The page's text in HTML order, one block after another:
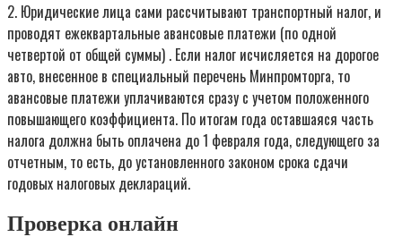
2. Юридические лица сами рассчитывают транспортный налог, и
проводят ежеквартальные авансовые платежи (по одной
четвертой от общей суммы) . Если налог исчисляется на дорогое
авто, внесенное в специальный перечень Минпромторга, то
авансовые платежи уплачиваются сразу с учетом положенного
повышающего коэффициента. По итогам года оставшаяся часть
налога должна быть оплачена до 1 февраля года, следующего за
отчетным, то есть, до установленного законом срока сдачи
годовых налоговых деклараций.
Проверка онлайн